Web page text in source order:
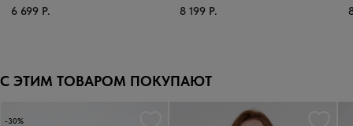
6 699 Р. 8 199 Р.
С ЭТИМ ТОВАРОМ ПОКУПАЮТ
-30%